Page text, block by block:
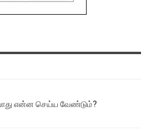
என்ன செய்ய வேண்டும்?